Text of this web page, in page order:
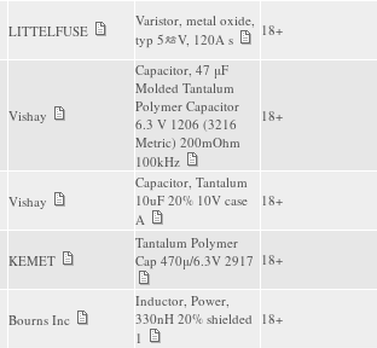
LITTELFUSE
Varistor, metal oxide,
typ 5ᅓV, 120A s
18+
Vishay
Capacitor, 47 μF
Molded Tantalum
Polymer Capacitor
6.3 V 1206 (3216
Metric) 200mOhm
100kHz
18+
Vishay
Capacitor, Tantalum
10uF 20% 10V case
A
18+
KEMET
Tantalum Polymer
Cap 470μ/6.3V 2917 18+
Bourns Inc
Inductor, Power,
330nH 20% shielded
1
18+